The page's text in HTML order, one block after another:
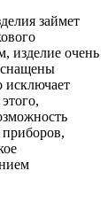
займет
изделие очень
исключает